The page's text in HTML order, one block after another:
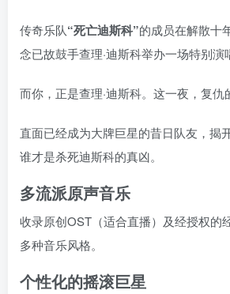
传奇乐队“死亡迪斯科”的成员在解散十
念已故鼓手查理·迪斯科举办一场特别演
而你，正是查理·迪斯科。这一夜，复仇
直面已经成为大牌巨星的昔日队友，揭
谁才是杀死迪斯科的真凶。
多流派原声音乐
收录原创OST（适合直播）及经授权的
多种音乐风格。
个性化的摇滚巨星